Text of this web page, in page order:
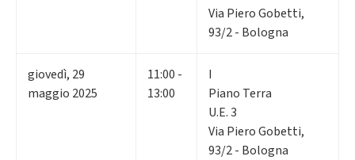
Via Piero Gobetti,
93/2 - Bologna
giovedì, 29
maggio 2025
11:00 -
13:00
I
Piano Terra
U.E. 3
Via Piero Gobetti,
93/2 - Bologna